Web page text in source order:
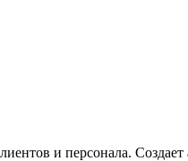
и персонала.